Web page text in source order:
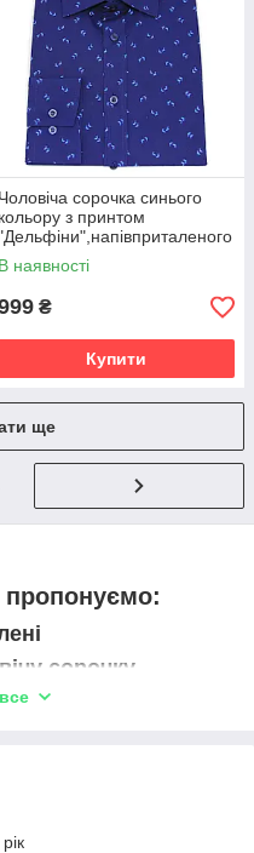
Чоловіча сорочка синього
кольору з принтом
силуету
В наявності
₴
Купити
ще
пропонуємо:
сорочку
чоловічу
клітинку